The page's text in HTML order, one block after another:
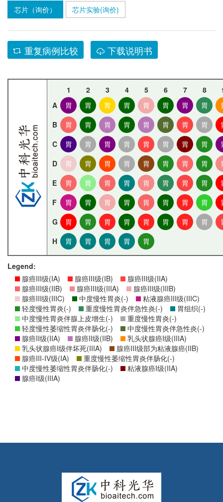
芯片（询价）
芯片实验(询价)
重复病例比较 下载说明书
1 2 3 4 5 6 7 8
A
胃 胃 胃 胃 胃 胃 胃 胃
B
胃 胃 胃 胃 胃 胃 胃 胃
C
胃 胃 胃 胃 胃 胃 胃 胃
D
胃 胃 胃 胃 胃 胃 胃 胃
E
胃 胃 胃 胃 胃 胃 胃 胃
F
胃 胃 胃 胃 胃 胃 胃 胃
G
胃 胃 胃 胃 胃 胃 胃 胃
H
胃 胃 胃 胃 胃
Legend:
腺癌III级(IA)
腺癌III级(IB)
腺癌III级(IIA)
腺癌III级(IIB)
腺癌III级(IIIA)
腺癌III级(IIIB)
腺癌III级(IIIC)
中度慢性胃炎(-)
粘液腺癌III级(IIIC)
轻度慢性胃炎(-)
重度慢性胃炎伴急性炎(-)
胃组织(-)
中度慢性胃炎伴腺上皮增生(-)
重度慢性胃炎(-)
轻度慢性萎缩性胃炎伴肠化(-)
中度慢性胃炎伴急性炎(-)
腺癌II级(IIA)
腺癌II级(IIB)
乳头状腺癌I级(IIIA)
乳头状腺癌I级伴坏死(IIIA)
腺癌III级部为粘液腺癌(IIB)
腺癌III-IV级(IA)
重度慢性萎缩性胃炎伴肠化(-)
中度慢性萎缩性胃炎伴肠化(-)
粘液腺癌I级(IIA)
腺癌I级(IIIA)